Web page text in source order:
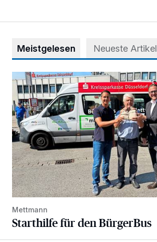
Meistgelesen Neueste Artikel
Starthilfe für den BürgerBus
Mettmann
Starthilfe für den BürgerBus